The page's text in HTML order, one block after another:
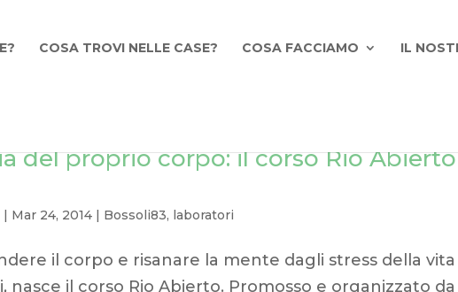
COSA TROVI NELLE CASE? COSA FACCIAMO IL
del proprio corpo: il corso Rio
| Mar 24, 2014 | Bossoli83, laboratori
il corpo e risanare la mente dagli stress della vita
il corso Rio Abierto. Promosso e organizzato da